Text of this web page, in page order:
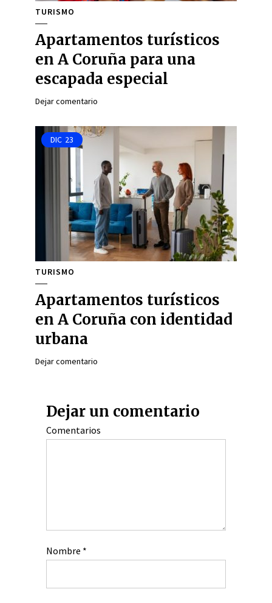
TURISMO
Apartamentos turísticos
en A Coruña para una
escapada especial
Dejar comentario
DIC 23
TURISMO
Apartamentos turísticos
en A Coruña con identidad
urbana
Dejar comentario
Dejar un comentario
Comentarios
Nombre *